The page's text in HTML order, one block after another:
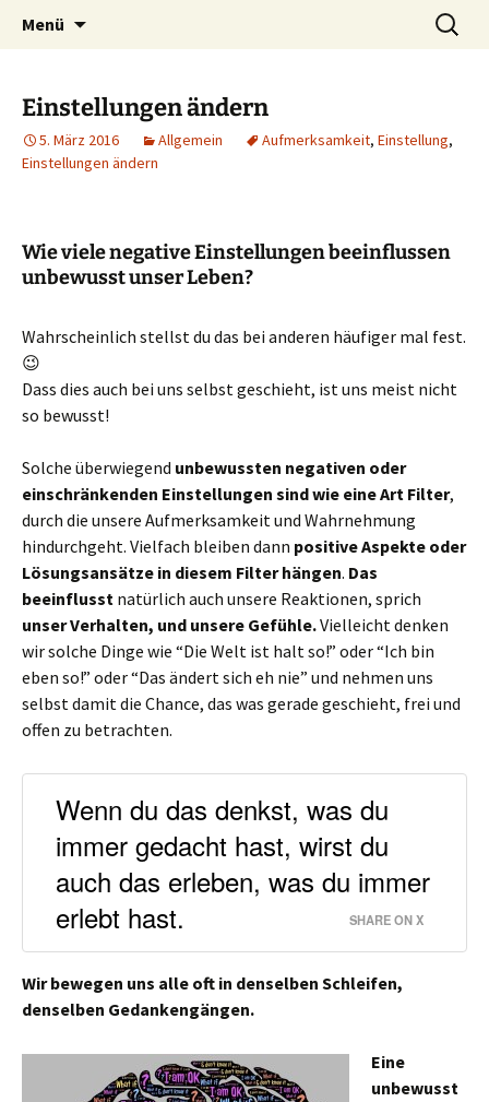
Lebensfreude-Akademie
Lerne deinen stressigen Alltag mit mehr
Freude und Gelassenheit erfolgreich meistern
Menü
Suchen
nach:
Einstellungen ändern
5. März 2016 Allgemein Aufmerksamkeit, Einstellung,
Einstellungen ändern
Wie viele negative Einstellungen beeinflussen
unbewusst unser Leben?
Wahrscheinlich stellst du das bei anderen häufiger mal fest.
😉
Dass dies auch bei uns selbst geschieht, ist uns meist nicht
so bewusst!
Solche überwiegend unbewussten negativen oder
einschränkenden Einstellungen sind wie eine Art Filter,
durch die unsere Aufmerksamkeit und Wahrnehmung
hindurchgeht. Vielfach bleiben dann positive Aspekte oder
Lösungsansätze in diesem Filter hängen. Das
beeinflusst natürlich auch unsere Reaktionen, sprich
unser Verhalten, und unsere Gefühle.Vielleicht denken
wir solche Dinge wie “Die Welt ist halt so!” oder “Ich bin
eben so!” oder “Das ändert sich eh nie” und nehmen uns
selbst damit die Chance, das was gerade geschieht, frei und
offen zu betrachten.
Wenn du das denkst, was du
immer gedacht hast, wirst du
auch das erleben, was du immer
erlebt hast.
SHARE ON X
Wir bewegen uns alle oft in denselben Schleifen,
denselben Gedankengängen.
Eine
unbewusst